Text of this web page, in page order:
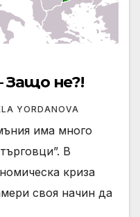
Защо не?!
YORDANOVA
има много
В
криза
своя начин да